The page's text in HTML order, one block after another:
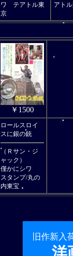
ワ テアトル東
京
アト
￥1500
ロールスロイ
スに銀の銃
（Ｒサン・ジ
ャック）
僅かにシワ
スタンプ/丸の
内東宝
旧作新入